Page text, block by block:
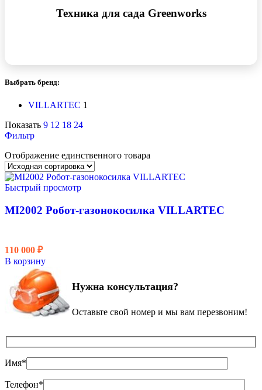
Техника для сада Greenworks
Выбрать бренд:
VILLARTEC 1
Показать 9 12 18 24
Фильтр
Отображение единственного товара
Быстрый просмотр
MI2002 Робот-газонокосилка VILLARTEC
110 000 ₽
В корзину
Нужна консультация?
Оставьте свой номер и мы вам перезвоним!
Имя*
Телефон*